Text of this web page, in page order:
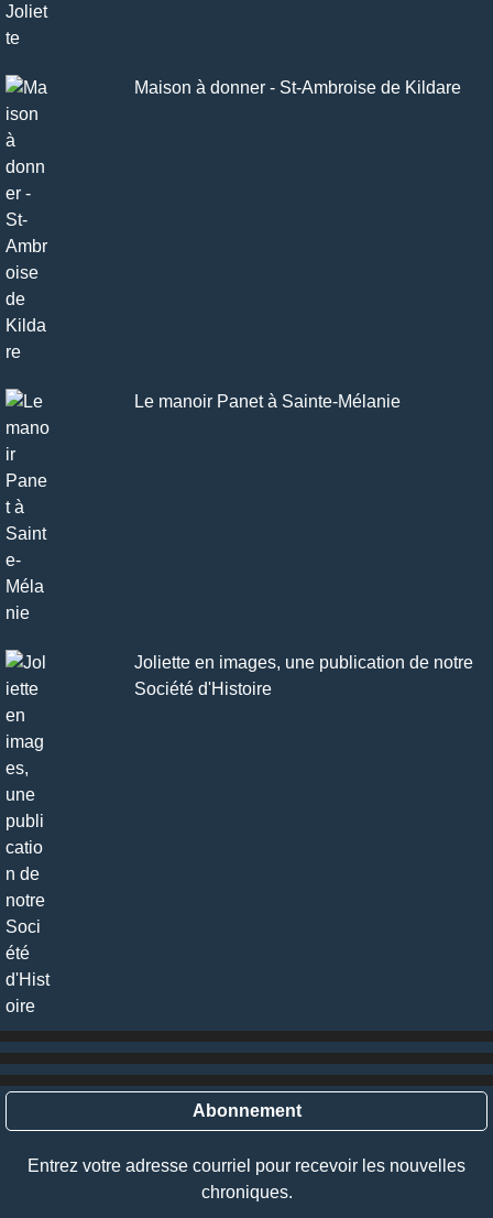
Maison à donner - St-Ambroise de Kildare
Le manoir Panet à Sainte-Mélanie
Joliette en images, une publication de notre
Société d'Histoire
Abonnement
Entrez votre adresse courriel pour recevoir les nouvelles
chroniques.